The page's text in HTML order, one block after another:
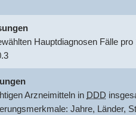
Hauptdiagnosen Fälle
Arzneimitteln in DDD
Jahre, Länder,